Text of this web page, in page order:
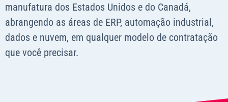
manufatura dos Estados Unidos e do Canadá,
abrangendo as áreas de ERP, automação industrial,
dados e nuvem, em qualquer modelo de contratação
que você precisar.